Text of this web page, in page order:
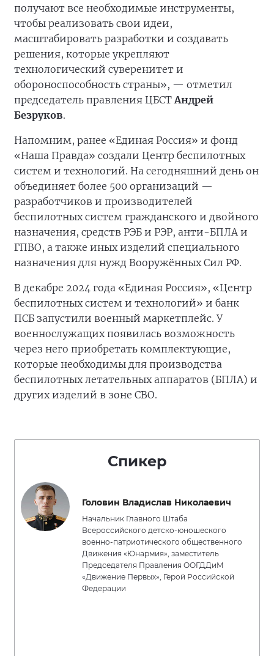
получают все необходимые инструменты,
чтобы реализовать свои идеи,
масштабировать разработки и создавать
решения, которые укрепляют
технологический суверенитет и
обороноспособность страны», — отметил
председатель правления ЦБСТАндрей
Безруков.
Напомним, ранее «Единая Россия» и фонд
«Наша Правда» создали Центр беспилотных
систем и технологий. На сегодняшний день он
объединяет более 500 организаций —
разработчиков и производителей
беспилотных систем гражданского и двойного
назначения, средств РЭБ и РЭР, анти-БПЛА и
ГПВО, а также иных изделий специального
назначения для нужд Вооружённых Сил РФ.
В декабре 2024 года «Единая Россия», «Центр
беспилотных систем и технологий» и банк
ПСБ запустили военный маркетплейс. У
военнослужащих появилась возможность
через него приобретать комплектующие,
которые необходимы для производства
беспилотных летательных аппаратов (БПЛА) и
других изделий в зоне СВО.
Спикер
Головин Владислав Николаевич
Начальник Главного Штаба
Всероссийского детско-юношеского
военно-патриотического общественного
Движения «Юнармия», заместитель
Председателя Правления ООГДДиМ
«Движение Первых», Герой Российской
Федерации